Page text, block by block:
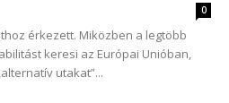
0
érkezett. Miközben a legtöbb
keresi az Európai Unióban,
utakat”...